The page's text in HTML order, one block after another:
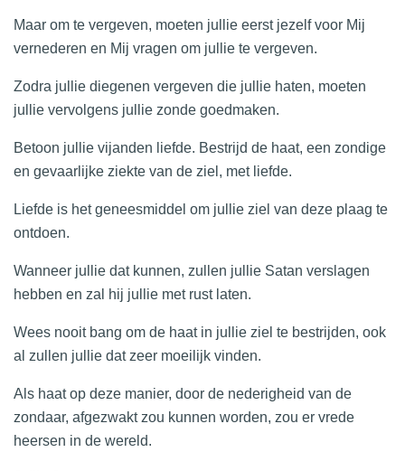
Maar om te vergeven, moeten jullie eerst jezelf voor Mij
vernederen en Mij vragen om jullie te vergeven.
Zodra jullie diegenen vergeven die jullie haten, moeten
jullie vervolgens jullie zonde goedmaken.
Betoon jullie vijanden liefde. Bestrijd de haat, een zondige
en gevaarlijke ziekte van de ziel, met liefde.
Liefde is het geneesmiddel om jullie ziel van deze plaag te
ontdoen.
Wanneer jullie dat kunnen, zullen jullie Satan verslagen
hebben en zal hij jullie met rust laten.
Wees nooit bang om de haat in jullie ziel te bestrijden, ook
al zullen jullie dat zeer moeilijk vinden.
Als haat op deze manier, door de nederigheid van de
zondaar, afgezwakt zou kunnen worden, zou er vrede
heersen in de wereld.